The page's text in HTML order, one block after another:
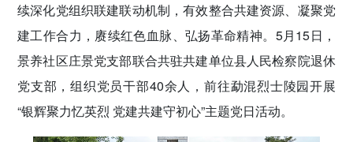
续深化党组织联建联动机制，有效整合共建资源、凝聚党
建工作合力，赓续红色血脉、弘扬革命精神。5月15日，
景养社区庄景党支部联合共驻共建单位县人民检察院退休
党支部，组织党员干部40余人，前往勐混烈士陵园开展
“银辉聚力忆英烈 党建共建守初心”主题党日活动。